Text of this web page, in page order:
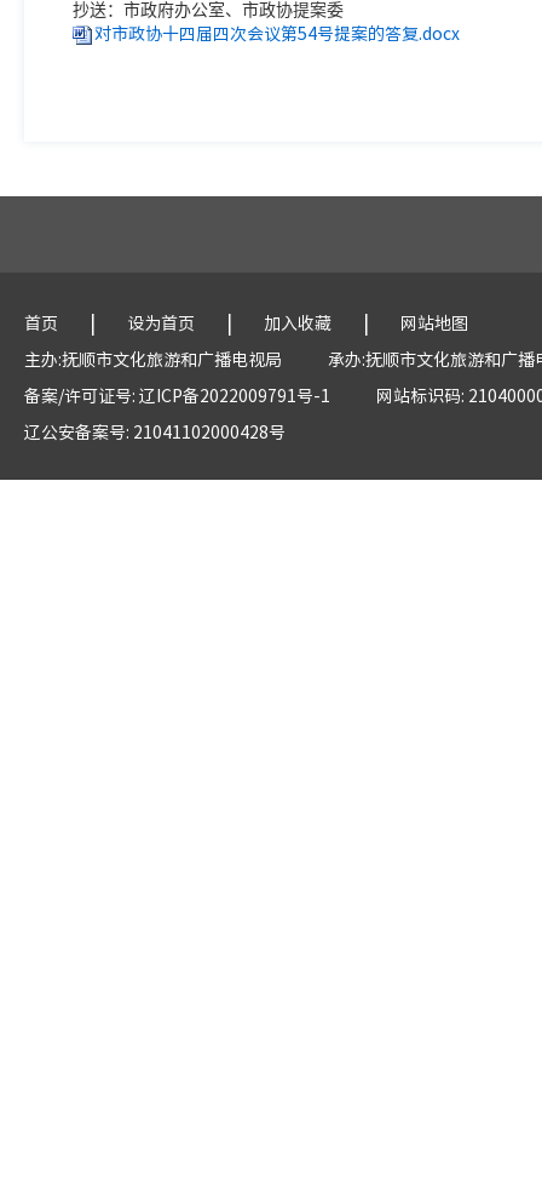
抄送：市政府办公室、市政协提案委
对市政协十四届四次会议第54号提案的答复.docx
首页 | 设为首页 | 加入收藏 |
网站地图
主办:抚顺市文化旅游和广播电视局
承办:抚顺市文化旅游和广播
备案/许可证号: 辽ICP备2022009791号-1
网站标识码:
辽公安备案号: 21041102000428号